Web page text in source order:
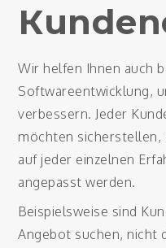
Wir helfen Ihnen auch
Softwareentwicklung,
verbessern. Jeder
möchten sicherstellen,
auf jeder einzelnen
angepasst werden.
Beispielsweise sind
Angebot suchen, nicht